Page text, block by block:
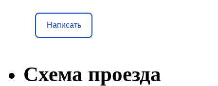
Написать
Схема проезда